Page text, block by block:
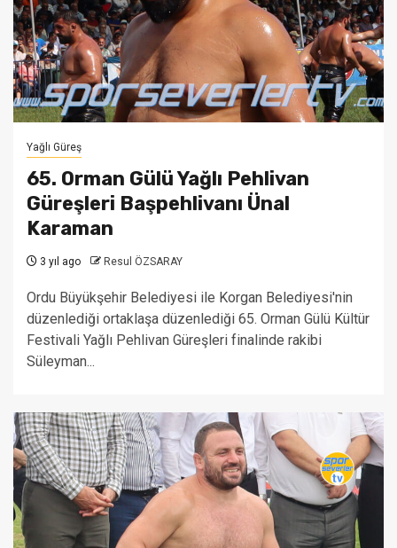
Yağlı Güreş
65. Orman Gülü Yağlı Pehlivan
Güreşleri Başpehlivanı Ünal
Karaman
3 yıl ago Resul ÖZSARAY
Ordu Büyükşehir Belediyesi ile Korgan Belediyesi'nin
düzenlediği ortaklaşa düzenlediği 65. Orman Gülü Kültür
Festivali Yağlı Pehlivan Güreşleri finalinde rakibi
Süleyman...